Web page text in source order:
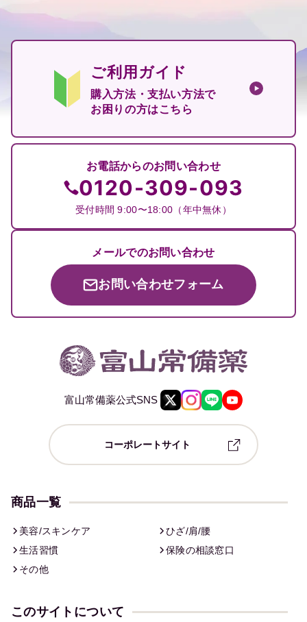
ご利用ガイド
購入方法・支払い方法で
お困りの方はこちら
お電話からのお問い合わせ
0120-309-093
受付時間 9:00〜18:00（年中無休）
メールでのお問い合わせ
お問い合わせフォーム
富山常備薬公式SNS
コーポレートサイト
商品一覧
美容/スキンケア
ひざ/肩/腰
生活習慣
保険の相談窓口
その他
このサイトについて